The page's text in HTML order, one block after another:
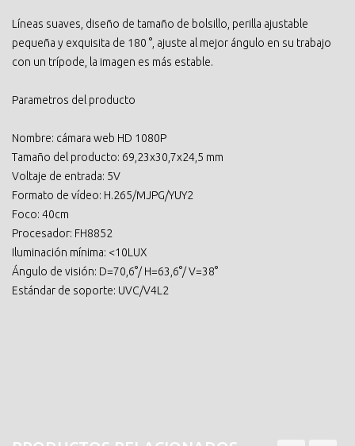
Líneas suaves, diseño de tamaño de bolsillo, perilla ajustable
pequeña y exquisita de 180 °, ajuste al mejor ángulo en su trabajo
con un trípode, la imagen es más estable.
Parametros del producto
Nombre: cámara web HD 1080P
Tamaño del producto: 69,23x30,7x24,5 mm
Voltaje de entrada: 5V
Formato de vídeo: H.265/MJPG/YUY2
Foco: 40cm
Procesador: FH8852
Iluminación mínima: <10LUX
Ángulo de visión: D=70,6°/ H=63,6°/ V=38°
Estándar de soporte: UVC/V4L2